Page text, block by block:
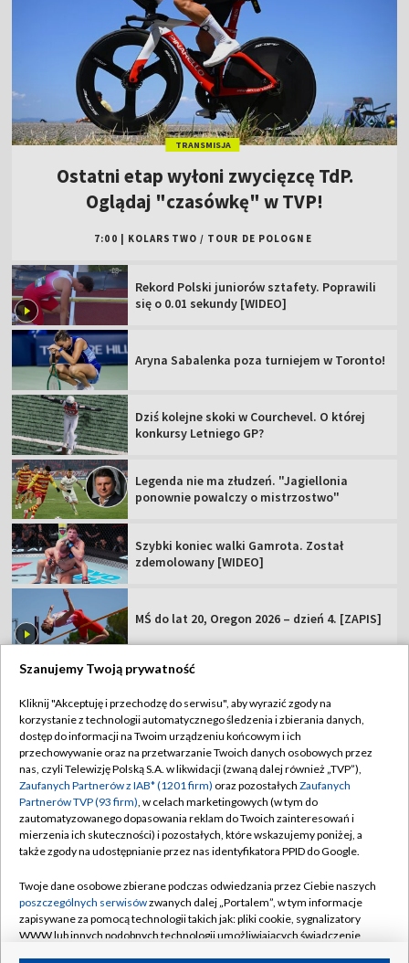
TRANSMISJA
Ostatni etap wyłoni zwycięzcę TdP.
Oglądaj "czasówkę" w TVP!
7:00 KOLARSTWO / TOUR DE POLOGNE
Rekord Polski juniorów sztafety. Poprawili
się o 0.01 sekundy [WIDEO]
Aryna Sabalenka poza turniejem w Toronto!
Dziś kolejne skoki w Courchevel. O której
konkursy Letniego GP?
Legenda nie ma złudzeń. "Jagiellonia
ponownie powalczy o mistrzostwo"
Szybki koniec walki Gamrota. Został
zdemolowany [WIDEO]
MŚ do lat 20, Oregon 2026 – dzień 4. [ZAPIS]
TVP
Abonament TVP
Sklep TVP
Biuro Reklamy
Oferta Handlowa
Emisja w TVP
Rada Programowa
Ogłoszenia przetargowe
Regulamin TVP
Polityka prywatności
Moje zgody
Biuro reklamy
Kanały
Szanujemy Twoją prywatność
Kliknij "Akceptuję i przechodzę do serwisu", aby wyrazić zgody na
korzystanie z technologii automatycznego śledzenia i zbierania danych,
dostęp do informacji na Twoim urządzeniu końcowym i ich
przechowywanie oraz na przetwarzanie Twoich danych osobowych przez
nas, czyli Telewizję Polską S.A. w likwidacji (zwaną dalej również „TVP”),
Zaufanych Partnerów z IAB* (1201 firm) oraz pozostałych Zaufanych
Partnerów TVP (93 firm), w celach marketingowych (w tym do
zautomatyzowanego dopasowania reklam do Twoich zainteresowań i
mierzenia ich skuteczności) i pozostałych, które wskazujemy poniżej, a
także zgody na udostępnianie przez nas identyfikatora PPID do Google.
Twoje dane osobowe zbierane podczas odwiedzania przez Ciebie naszych
poszczególnych serwisówzwanych dalej „Portalem”, w tym informacje
zapisywane za pomocą technologii takich jak: pliki cookie, sygnalizatory
WWW lub innych podobnych technologii umożliwiających świadczenie